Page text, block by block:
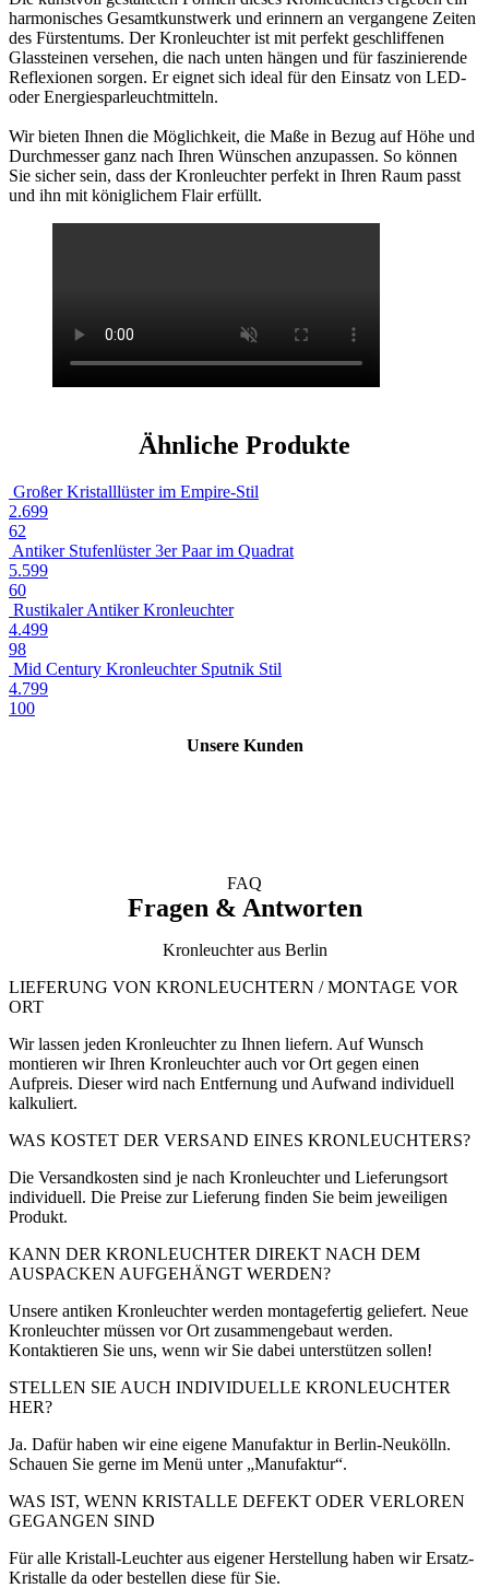
harmonisches Gesamtkunstwerk und erinnern an vergangene Zeiten
des Fürstentums. Der Kronleuchter ist mit perfekt geschliffenen
Glassteinen versehen, die nach unten hängen und für faszinierende
Reflexionen sorgen. Er eignet sich ideal für den Einsatz von LED-
oder Energiesparleuchtmitteln.
Wir bieten Ihnen die Möglichkeit, die Maße in Bezug auf Höhe und
Durchmesser ganz nach Ihren Wünschen anzupassen. So können
Sie sicher sein, dass der Kronleuchter perfekt in Ihren Raum passt
und ihn mit königlichem Flair erfüllt.
Ähnliche Produkte
Großer Kristalllüster im Empire-Stil
2.699
62
Antiker Stufenlüster 3er Paar im Quadrat
5.599
60
Rustikaler Antiker Kronleuchter
4.499
98
Mid Century Kronleuchter Sputnik Stil
4.799
100
Unsere Kunden
FAQ
Fragen & Antworten
Kronleuchter aus Berlin
LIEFERUNG VON KRONLEUCHTERN / MONTAGE VOR
ORT
Wir lassen jeden Kronleuchter zu Ihnen liefern. Auf Wunsch
montieren wir Ihren Kronleuchter auch vor Ort gegen einen
Aufpreis. Dieser wird nach Entfernung und Aufwand individuell
kalkuliert.
WAS KOSTET DER VERSAND EINES KRONLEUCHTERS?
Die Versandkosten sind je nach Kronleuchter und Lieferungsort
individuell. Die Preise zur Lieferung finden Sie beim jeweiligen
Produkt.
KANN DER KRONLEUCHTER DIREKT NACH DEM
AUSPACKEN AUFGEHÄNGT WERDEN?
Unsere antiken Kronleuchter werden montagefertig geliefert. Neue
Kronleuchter müssen vor Ort zusammengebaut werden.
Kontaktieren Sie uns, wenn wir Sie dabei unterstützen sollen!
STELLEN SIE AUCH INDIVIDUELLE KRONLEUCHTER
HER?
Ja. Dafür haben wir eine eigene Manufaktur in Berlin-Neukölln.
Schauen Sie gerne im Menü unter „Manufaktur“.
WAS IST, WENN KRISTALLE DEFEKT ODER VERLOREN
GEGANGEN SIND
Für alle Kristall-Leuchter aus eigener Herstellung haben wir Ersatz-
Kristalle da oder bestellen diese für Sie.